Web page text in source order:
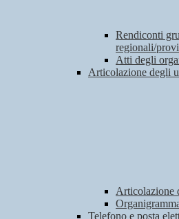
Rendiconti
regionali/
Atti degli
Articolazione degli
Articolazione
Telefono e posta